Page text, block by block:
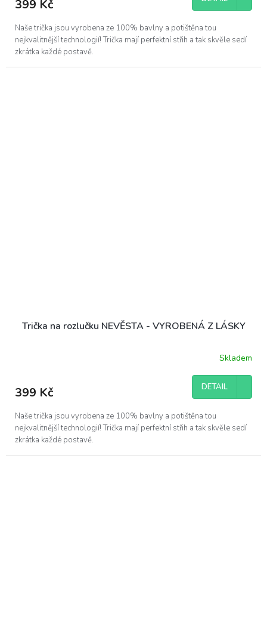
399 Kč
Naše trička jsou vyrobena ze 100% bavlny a potištěna tou
nejkvalitnější technologií! Trička mají perfektní střih a tak skvěle sedí
zkrátka každé postavě.
Trička na rozlučku NEVĚSTA - VYROBENÁ Z LÁSKY
Skladem
399 Kč DETAIL
Naše trička jsou vyrobena ze 100% bavlny a potištěna tou
nejkvalitnější technologií! Trička mají perfektní střih a tak skvěle sedí
zkrátka každé postavě.